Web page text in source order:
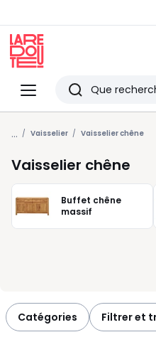
Menu
Redoute
Rechercher
Derniers
articles
vus
... Vaisselier Vaisselier chêne
Vaisselier chêne
Buffet chêne
massif
Catégories Filtrer et